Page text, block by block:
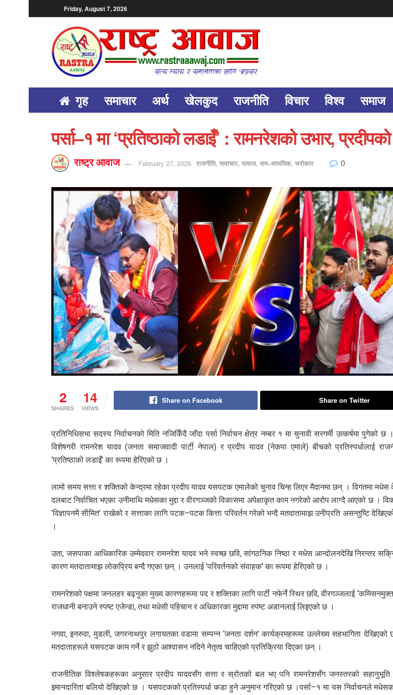
Friday, August 7, 2026
गृह समाचार अर्थ खेलकुद राजनीति विचार विश्व समाज
पर्सा–१ मा ‘प्रतिष्ठाको लडाइँ’ : रामनरेशको उभार,
राष्ट्र आवाज February 27, 2026 राजनीति, समाचार, समाज, सम–सामयिक, सरोकार 0
2
SHARES
14
VIEWS
Share on Facebook Share on Twitter
प्रतिनिधिसभा सदस्य निर्वाचनको मिति नजिकिँदै जाँदा पर्सा निर्वाचन क्षेत्र नम्बर १ मा चुनावी सरगर्मी उत्कर्षमा पुगेको छ
विशेषगरी रामनरेश यादव (जनता समाजवादी पार्टी नेपाल) र प्रदीप यादव (नेकपा एमाले) बीचको प्रतिस्पर्धालाई
‘प्रतिष्ठाको लडाइँ’ का रूपमा हेरिएको छ ।
लामो समय सत्ता र शक्तिको केन्द्रमा रहेका प्रदीप यादव यसपटक एमालेको चुनाव चिन्ह लिएर मैदानमा छन् । विगतमा मधेस
दलबाट निर्वाचित भएका उनीमाथि मधेसका मुद्दा र वीरगञ्जको विकासमा अपेक्षाकृत काम नगरेको आरोप लाग्दै आएको छ ।
‘विज्ञापनमै सीमित’ राखेको र सत्ताका लागि पटक–पटक कित्ता परिवर्तन गरेको भन्दै मतदातामाझ उनीप्रति असन्तुष्टि
।
उता, जसपाका आधिकारिक उम्मेदवार रामनरेश यादव भने स्वच्छ छवि, सांगठनिक निष्ठा र मधेस आन्दोलनदेखि निरन्तर
कारण मतदातामाझ लोकप्रिय बन्दै गएका छन् । उनलाई ‘परिवर्तनको संवाहक’ का रूपमा हेरिएको छ ।
रामनरेशको पक्षमा जनलहर बढ्नुका मुख्य कारणहरूमा पद र शक्तिका लागि पार्टी नफेर्ने स्थिर छवि, वीरगञ्जलाई
राजधानी बनाउने स्पष्ट एजेन्डा, तथा मधेसी पहिचान र अधिकारका मुद्दामा स्पष्ट अडानलाई लिइएको छ ।
नगवा, इनरुवा, मुडली, जगरनाथपुर लगायतका वडामा सम्पन्न ‘जनता दर्शन’ कार्यक्रमहरूमा उल्लेख्य सहभागिता
मतदाताहरूले यसपटक काम गर्ने र झुठो आश्वासन नदिने नेतृत्व चाहिएको प्रतिक्रिया दिएका छन् ।
राजनीतिक विश्लेषकहरूका अनुसार प्रदीप यादवसँग सत्ता र स्रोतको बल भए पनि रामनरेशसँग जनस्तरको
इमानदारिता बलियो देखिएको छ । यसपटकको प्रतिस्पर्धा कडा हुने अनुमान गरिएको छ ।पर्सा–१ मा यस निर्वाचनले